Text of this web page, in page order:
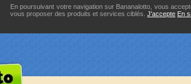
En poursuivant votre navigation sur Bananalotto, vous
vous proposer des produits et services ciblés. J'accepte En